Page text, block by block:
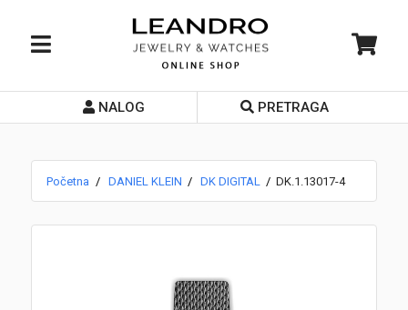
Početna
Prodavnice
NALOG PRETRAGA
Početna DANIEL KLEIN DK DIGITAL DK.1.13017-4